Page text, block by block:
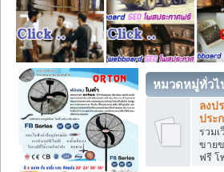
หมวดหมู่ทั่วไ
ลงป
ประ
รวม
ขาย
ฟรี โ